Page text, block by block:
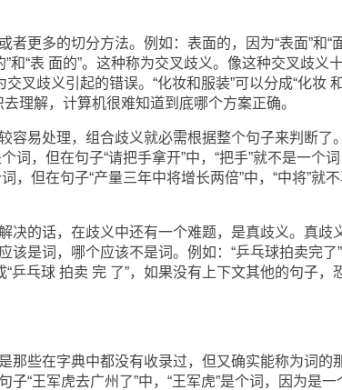
更多的切分方法。例如：表面的，因为“表面”和“
和“表 面的”。这种称为交叉歧义。像这种交叉歧义
叉歧义引起的错误。“化妆和服装”可以分成“化妆
理解，计算机很难知道到底哪个方案正确。
易处理，组合歧义就必需根据整个句子来判断了
词，但在句子“请把手拿开”中，“把手”就不是一个
，但在句子“产量三年中将增长两倍”中，“中将”就
的话，在歧义中还有一个难题，是真歧义。真歧
该是词，哪个应该不是词。例如：“乒乓球拍卖完了
乒乓球 拍卖 完 了”，如果没有上下文其他的句子，
些在字典中都没有收录过，但又确实能称为词的
“王军虎去广州了”中，“王军虎”是个词，因为是一